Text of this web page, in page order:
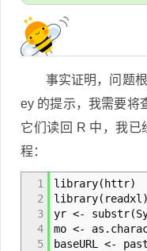
事实证明，问题
ey 的提示，我需要将
它们读回 R 中，我已
程：
1
2
3
4
5
library(httr)
library(readxl)
yr <-
mo <-
baseURL <-